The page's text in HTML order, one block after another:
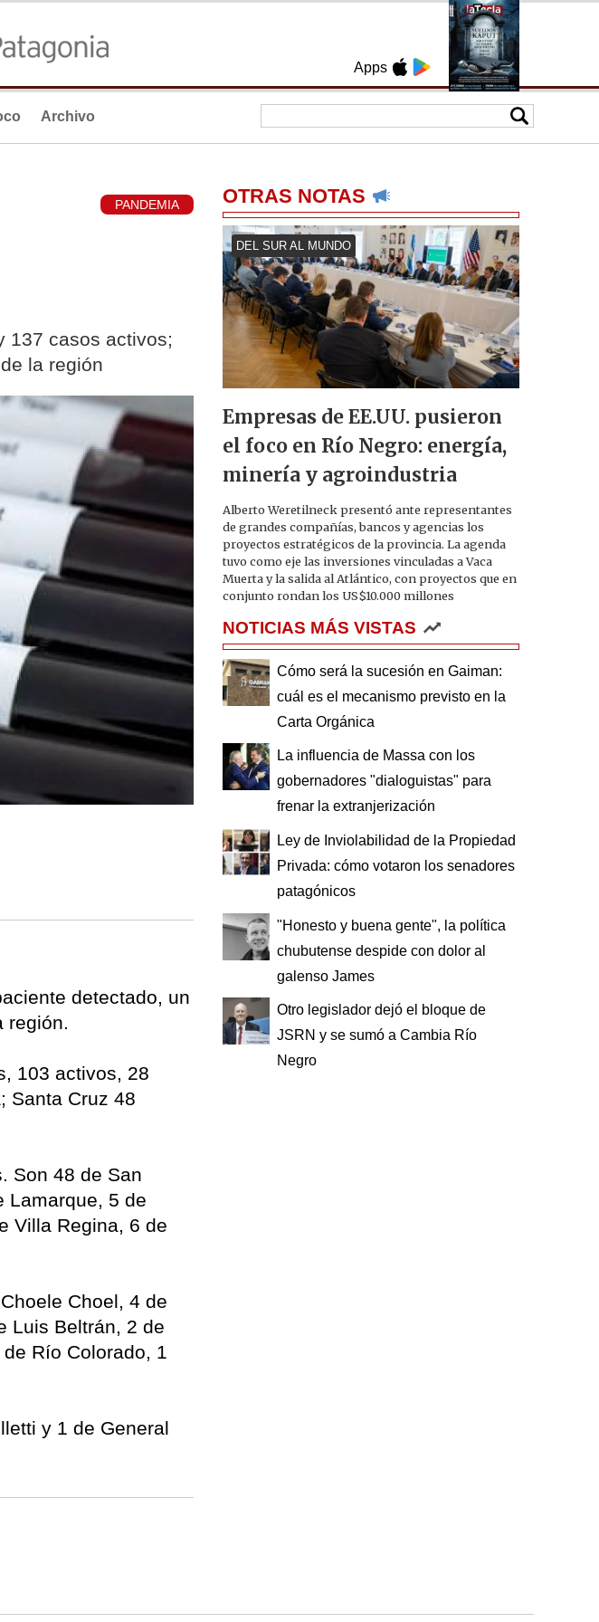
Apps
Archivo
PANDEMIA
137 casos activos;
la región
detectado, un
región.
103 activos, 28
Santa Cruz 48
Son 48 de San
Lamarque, 5 de
Villa Regina, 6 de
Choel, 4 de
Luis Beltrán, 2 de
Río Colorado, 1
y 1 de General
OTRAS NOTAS
DEL SUR AL MUNDO
Empresas de EE.UU. pusieron
el foco en Río Negro: energía,
minería y agroindustria
Alberto Weretilneck presentó ante representantes
de grandes compañías, bancos y agencias los
proyectos estratégicos de la provincia. La agenda
tuvo como eje las inversiones vinculadas a Vaca
Muerta y la salida al Atlántico, con proyectos que en
conjunto rondan los US$10.000 millones
NOTICIAS MÁS VISTAS
Cómo será la sucesión en Gaiman:
cuál es el mecanismo previsto en la
Carta Orgánica
La influencia de Massa con los
gobernadores "dialoguistas" para
frenar la extranjerización
Ley de Inviolabilidad de la Propiedad
Privada: cómo votaron los senadores
patagónicos
"Honesto y buena gente", la política
chubutense despide con dolor al
galenso James
Otro legislador dejó el bloque de
JSRN y se sumó a Cambia Río
Negro